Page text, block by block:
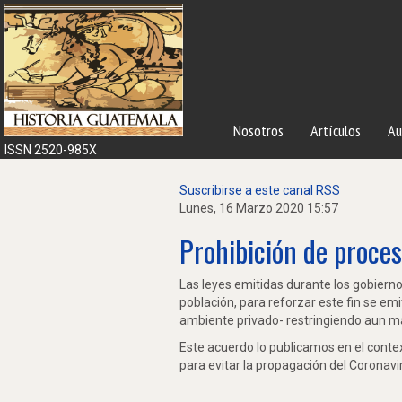
ISSN 2520-985X
Nosotros Artículos
Suscribirse a este canal RSS
Lunes, 16 Marzo 2020 15:57
Prohibición de
Las leyes emitidas durante los
población, para reforzar este fin se
ambiente privado- restringiendo aun
Este acuerdo lo publicamos en el
para evitar la propagación del